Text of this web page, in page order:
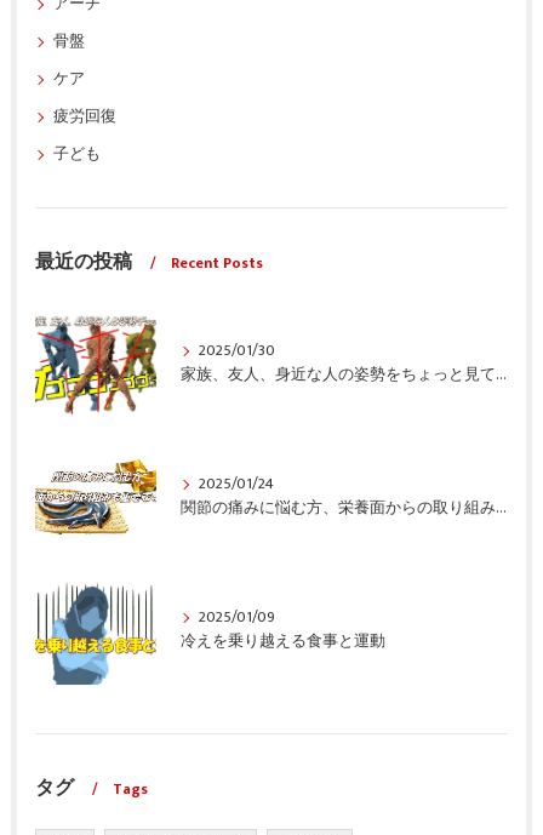
骨盤
ケア
疲労回復
子ども
最近の投稿 Recent Posts
2025/01/30
家族、友人、身近な人の姿勢をちょっと見てみませんか？
2025/01/24
関節の痛みに悩む方、栄養面からの取り組みも重要ですよ！
2025/01/09
冷えを乗り越える食事と運動
タグ Tags